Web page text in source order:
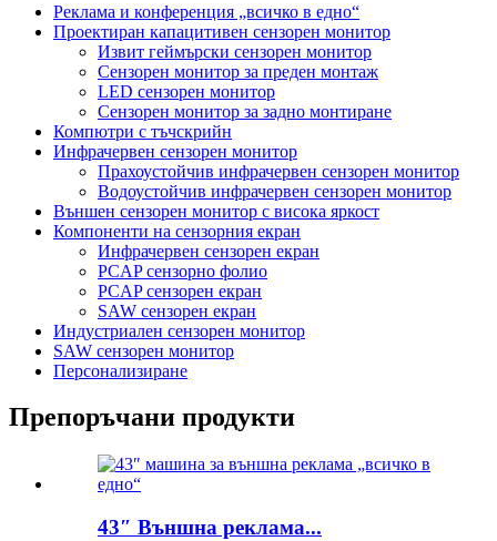
Реклама и конференция „всичко в едно“
Проектиран капацитивен сензорен монитор
Извит геймърски сензорен монитор
Сензорен монитор за преден монтаж
LED сензорен монитор
Сензорен монитор за задно монтиране
Компютри с тъчскрийн
Инфрачервен сензорен монитор
Прахоустойчив инфрачервен сензорен монитор
Водоустойчив инфрачервен сензорен монитор
Външен сензорен монитор с висока яркост
Компоненти на сензорния екран
Инфрачервен сензорен екран
PCAP сензорно фолио
PCAP сензорен екран
SAW сензорен екран
Индустриален сензорен монитор
SAW сензорен монитор
Персонализиране
Препоръчани продукти
43″ Външна реклама...